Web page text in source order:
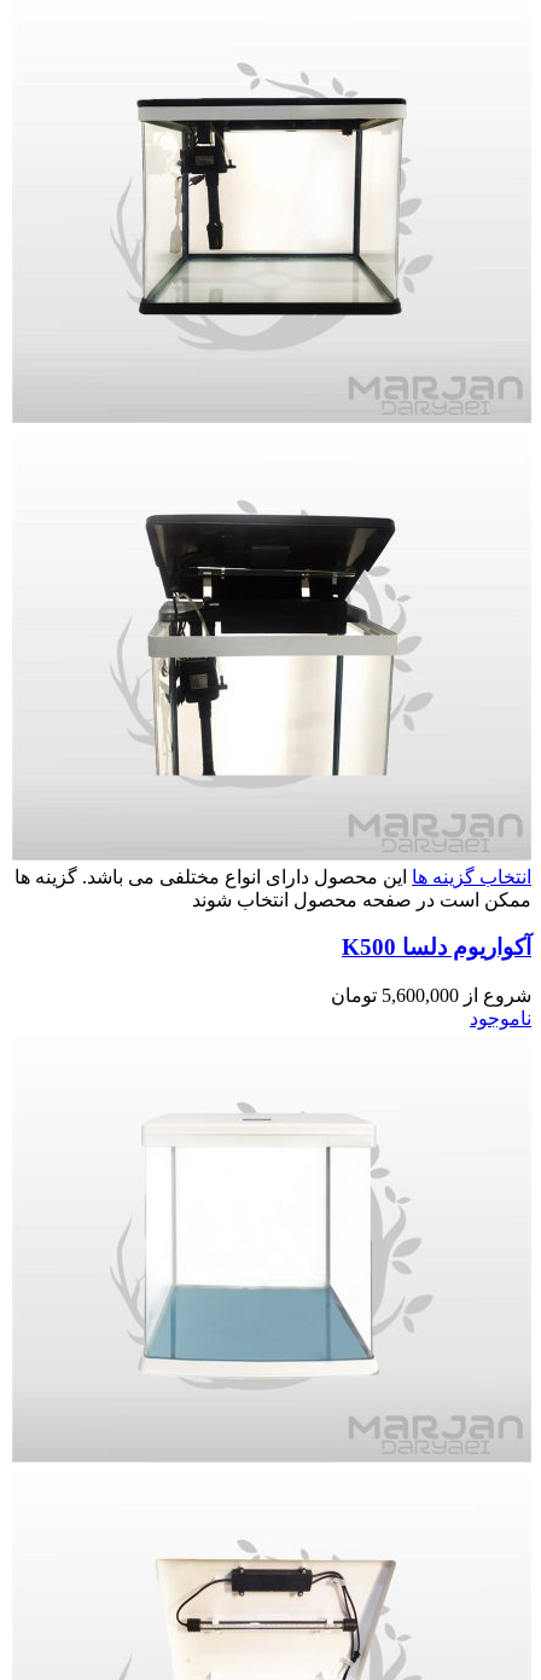
انتخاب گزینه ها این محصول دارای انواع مختلفی می باشد. گزینه ها
ممکن است در صفحه محصول انتخاب شوند
آکواریوم دلسا K500
شروع از 5,600,000 تومان
ناموجود